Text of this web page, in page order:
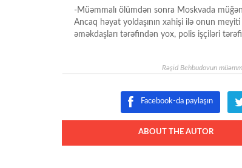
-Müəmmalı ölümdən sonra Moskvada
Ancaq həyat yoldaşının xahişi ilə onun
əməkdaşları tərəfindən yox, polis işçiləri
Rəşid Behbudovun
Facebook-da paylaşın
ABOUT THE AUTOR